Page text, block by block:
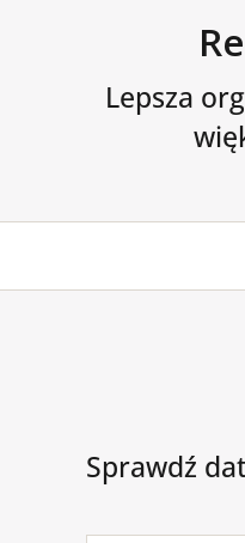
Lepsza
Sprawdź